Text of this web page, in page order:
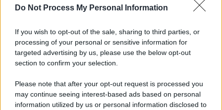
Do Not Process My Personal Information
If you wish to opt-out of the sale, sharing to third parties, or
processing of your personal or sensitive information for
targeted advertising by us, please use the below opt-out
section to confirm your selection.
Please note that after your opt-out request is processed you
may continue seeing interest-based ads based on personal
information utilized by us or personal information disclosed to